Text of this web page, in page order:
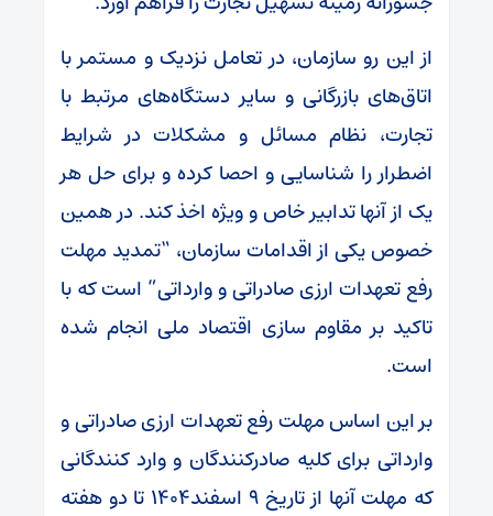
از این رو سازمان، در تعامل نزدیک و مستمر با
اتاق‌های بازرگانی و سایر دستگاه‌های مرتبط با
تجارت، نظام مسائل و مشکلات در شرایط
اضطرار را شناسایی و احصا کرده و برای حل هر
یک از آنها تدابیر خاص و ویژه اخذ کند. در همین
خصوص یکی از اقدامات سازمان، “تمدید مهلت
رفع تعهدات ارزی صادراتی و وارداتی” است که با
تاکید بر مقاوم سازی اقتصاد ملی انجام شده
است.
بر این اساس مهلت رفع تعهدات ارزی صادراتی و
وارداتی برای کلیه صادرکنندگان و وارد کنندگانی
که مهلت آنها از تاریخ ۹ اسفند۱۴۰۴ تا دو هفته